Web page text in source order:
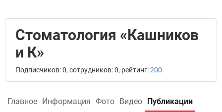
Стоматология «Кашников
и К»
Подписчиков: 0, сотрудников: 0, рейтинг:200
Главное Информация Фото Видео Публикации